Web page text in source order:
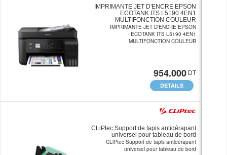
IMPRIMANTE JET D'ENCRE EPSON
ECOTANK ITS L5190 4EN1
MULTIFONCTION COULEUR
IMPRIMANTE JET D'ENCRE EPSON
ECOTANK ITS L5190 4EN1
MULTIFONCTION COULEUR
954.000 DT
DETAILS
CLiPtec Support de tapis antidérapant
universel pour tableau de bord
CLiPtec Support de tapis antidérapant
universel pour tableau de bord